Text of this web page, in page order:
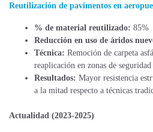
Reutilización de pavimentos en
% de material reutilizado: 85%
Reducción en uso de áridos
Técnica: Remoción de carpeta
reaplicación en zonas de
Resultados: Mayor resistencia
a la mitad respecto a técnicas
Actualidad (2023-2025)